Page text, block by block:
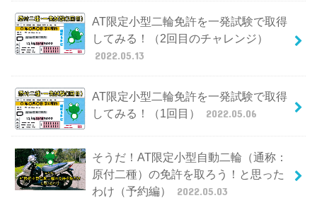
AT限定小型二輪免許を一発試験で取得
してみる！（2回目のチャレンジ）
2022.05.13
AT限定小型二輪免許を一発試験で取得
してみる！（1回目）
2022.05.06
そうだ！AT限定小型自動二輪（通称：
原付二種）の免許を取ろう！と思った
わけ（予約編）
2022.05.03